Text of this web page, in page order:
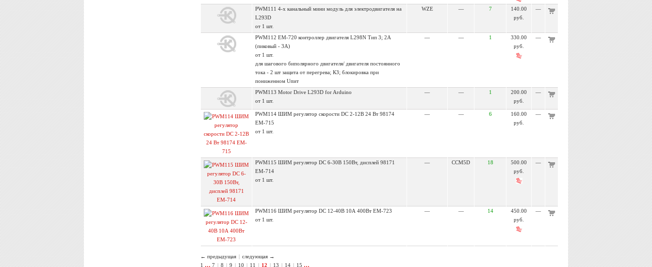
PWM111 4-х канальный мини модуль для электродвигателя на
L293D
от 1 шт.
WZE — 7
140.00
руб.
—
PWM112 EM-720 контроллер двигателя L298N Тип 3; 2A
(пиковый - 3А)
от 1 шт.
для шагового биполярного двигателя/ двигателя постоянного
тока - 2 шт защита от перегрева; КЗ; блокировка при
пониженном Uпит
— — 1
330.00
руб.
—
PWM113 Motor Drive L293D for Arduino
от 1 шт.
— — 1
200.00
руб.
—
PWM114 ШИМ регулятор скорости DC 2-12В 24 Вт 98174
EM-715
от 1 шт.
— — 6
160.00
руб.
—
PWM115 ШИМ регулятор DC 6-30В 150Вт, дисплей 98171
EM-714
от 1 шт.
— CCM5D 18
500.00
руб.
—
PWM116 ШИМ регулятор DC 12-40В 10А 400Вт EM-723
от 1 шт.
— — 14
450.00
руб.
—
← предыдущая | следующая →
1 … 7 | 8 | 9 | 10 | 11 | 12 | 13 | 14 | 15 …